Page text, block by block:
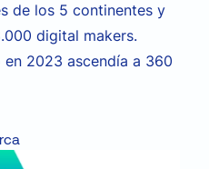
de los 5 continentes y
digital makers.
2023 ascendía a 360